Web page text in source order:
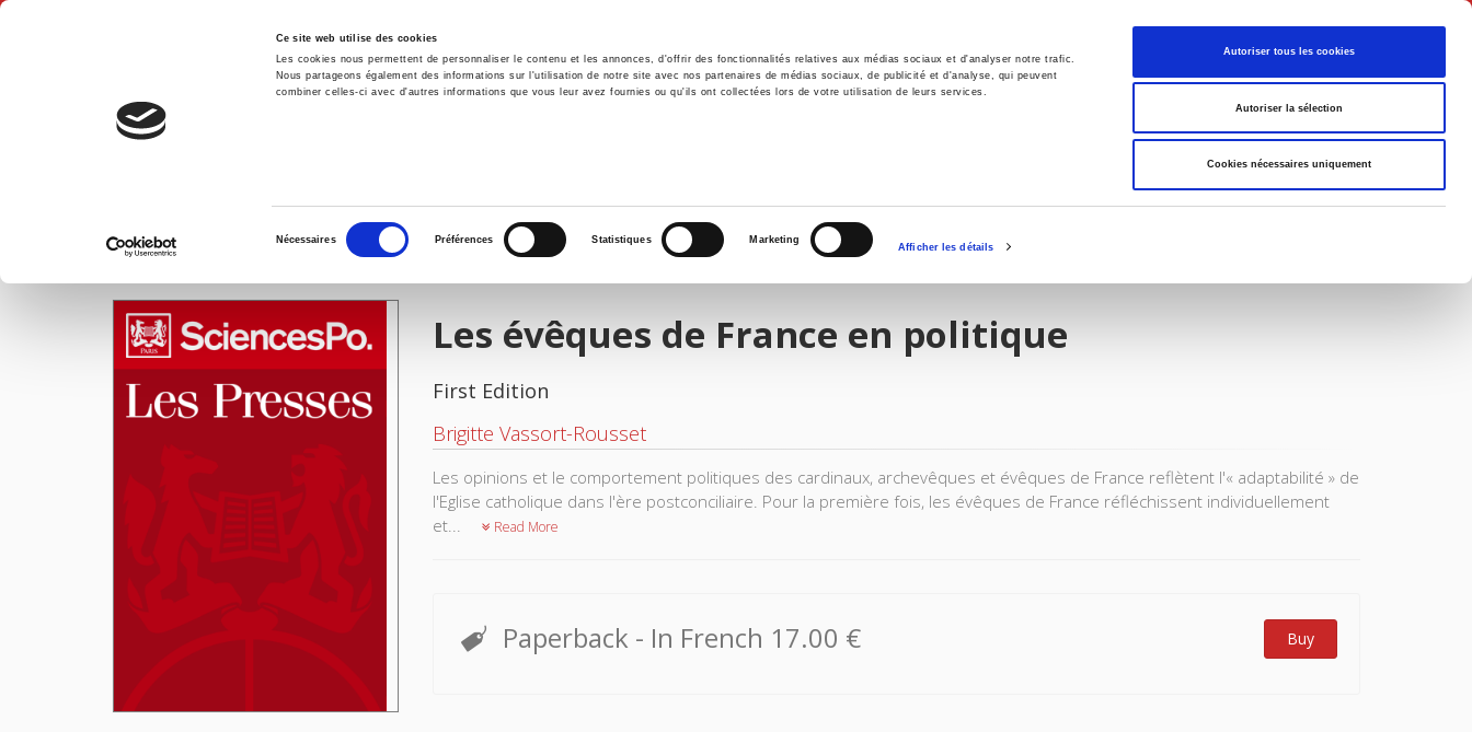
Ce site web utilise des cookies
Les cookies nous permettent de personnaliser le contenu et les annonces, d'offrir des fonctionnalités relatives aux médias sociaux et d'analyser notre trafic.
Nous partageons également des informations sur l'utilisation de notre site avec nos partenaires de médias sociaux, de publicité et d'analyse, qui peuvent
combiner celles-ci avec d'autres informations que vous leur avez fournies ou qu'ils ont collectées lors de votre utilisation de leurs services.
consentement
Nécessaires Préférences Statistiques Marketing
Afficher les détails
Autoriser tous les cookies
Autoriser la sélection
Cookies nécessaires uniquement
English
Home Environment History International Politics
IMAGES
Les évêques de France en politique
First Edition
Brigitte Vassort-Rousset
Les opinions et le comportement politiques des cardinaux, archevêques et évêques de France reflètent l'« adaptabilité » de
l'Eglise catholique dans l'ère post­conciliaire. Pour la première fois, les évêques de France réfléchissent individuellement
et...
Read More
Paperback - In French 17.00 € Buy